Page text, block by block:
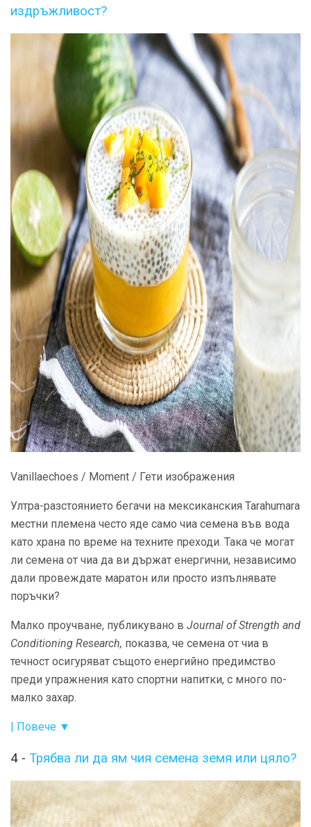
издръжливост?
ad
Vanillaechoes / Moment / Гети изображения
Ултра-разстоянието бегачи на мексиканския Tarahumara
местни племена често яде само чиа семена във вода
като храна по време на техните преходи. Така че могат
ли семена от чиа да ви държат енергични, независимо
дали провеждате маратон или просто изпълнявате
поръчки?
Малко проучване, публикувано в Journal of Strength and
Conditioning Research, показва, че семена от чиа в
течност осигуряват същото енергийно предимство
преди упражнения като спортни напитки, с много по-
малко захар.
| Повече ▼
4 - Трябва ли да ям чия семена земя или цяло?